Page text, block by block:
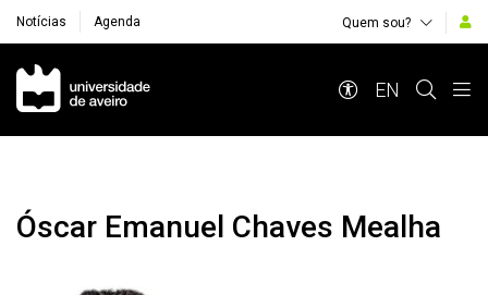
Notícias Agenda Quem sou?
Navegação Principal
EN
Óscar Emanuel Chaves Mealha